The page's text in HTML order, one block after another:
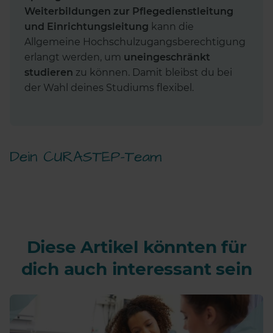
Weiterbildungen zur Pflegedienstleitung
und Einrichtungsleitung kann die
Allgemeine Hochschulzugangsberechtigung
erlangt werden, um uneingeschränkt
studieren zu können. Damit bleibst du bei
der Wahl deines Studiums flexibel.
Diese Artikel könnten für
dich auch interessant sein